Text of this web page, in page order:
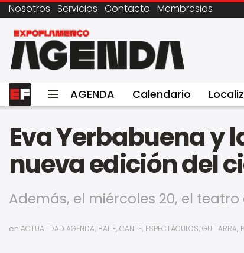
Nosotros Servicios Contacto Membresias
AGENDA Calendario
Eva Yerbabuena y
nueva edición del
Además, el miércoles 20, el
en ACTUALIDAD AGENDA, BAILE, CANTE, ESPECTÁCULOS, GUITARRA,